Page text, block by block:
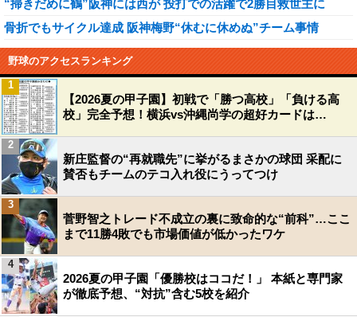
“掃きだめに鶴”阪神には西が 投打での活躍で2勝目救世主に
骨折でもサイクル達成 阪神梅野“休むに休めぬ”チーム事情
野球のアクセスランキング
【2026夏の甲子園】初戦で「勝つ高校」「負ける高
校」完全予想！横浜vs沖縄尚学の超好カードは…
1
新庄監督の“再就職先”に挙がるまさかの球団 采配に
賛否もチームのテコ入れ役にうってつけ
2
菅野智之トレード不成立の裏に致命的な“前科”…ここ
まで11勝4敗でも市場価値が低かったワケ
3
2026夏の甲子園「優勝校はココだ！」 本紙と専門家
が徹底予想、“対抗”含む5校を紹介
4